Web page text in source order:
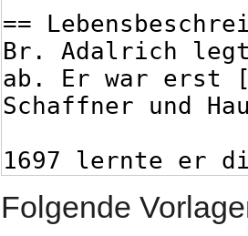
Folgende